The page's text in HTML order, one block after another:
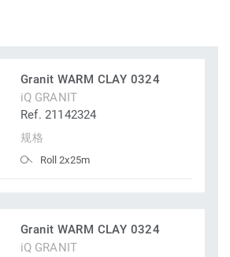
Granit WARM CLAY 0324
iQ GRANIT
Ref. 21142324
规格
Roll 2x25m
Granit WARM CLAY 0324
iQ GRANIT